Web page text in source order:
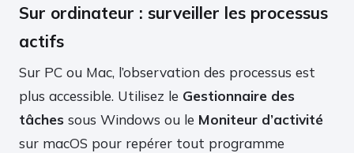
Sur ordinateur : surveiller les processus
actifs
Sur PC ou Mac, l’observation des processus est
plus accessible. Utilisez le Gestionnaire des
tâches sous Windows ou le Moniteur d’activité
sur macOS pour repérer tout programme